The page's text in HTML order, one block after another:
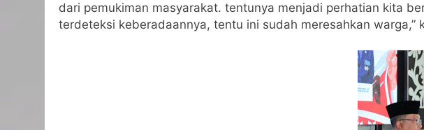
dari pemukiman masyarakat. tentunya menjadi perhatian kita
terdeteksi keberadaannya, tentu ini sudah meresahkan warga,”